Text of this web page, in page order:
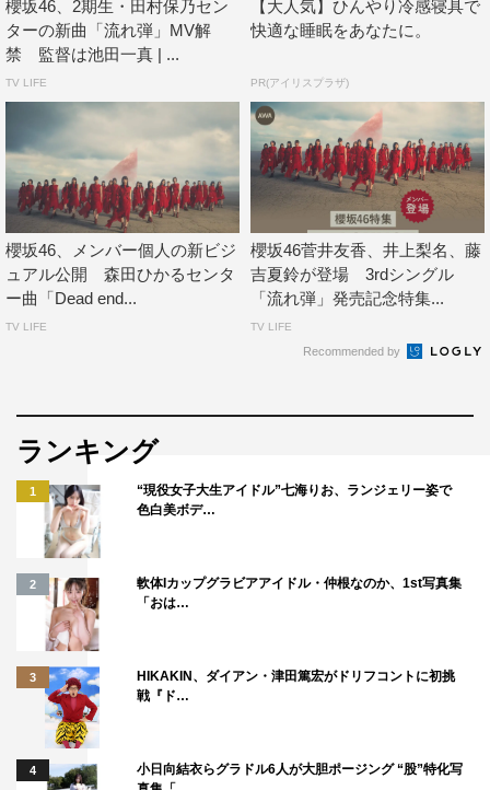
櫻坂46、2期生・田村保乃セン
ターの新曲「流れ弾」MV解
禁 監督は池田一真 | ...
TV LIFE
【大人気】ひんやり冷感寝具で
快適な睡眠をあなたに。
PR(アイリスプラザ)
櫻坂46、メンバー個人の新ビジ
ュアル公開 森田ひかるセンタ
ー曲「Dead end...
TV LIFE
櫻坂46菅井友香、井上梨名、藤
吉夏鈴が登場 3rdシングル
「流れ弾」発売記念特集...
TV LIFE
Recommended by
ランキング
1
“現役女子大生アイドル”七海りお、ランジェリー姿で
色白美ボデ…
2
軟体Iカップグラビアアイドル・仲根なのか、1st写真集
「おは…
3
HIKAKIN、ダイアン・津田篤宏がドリフコントに初挑
戦『ド…
4
小日向結衣らグラドル6人が大胆ポージング “股”特化写